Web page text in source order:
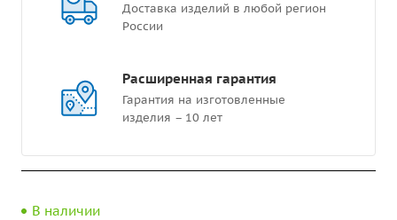
Доставка изделий в любой регион
России
Расширенная гарантия
Гарантия на изготовленные
изделия – 10 лет
В наличии